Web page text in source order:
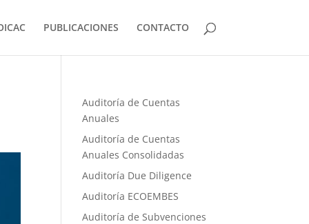
PUBLICACIONES CONTACTO
Auditoría de Cuentas
Anuales
Auditoría de Cuentas
Anuales Consolidadas
Auditoría Due Diligence
Auditoría ECOEMBES
Auditoría de Subvenciones